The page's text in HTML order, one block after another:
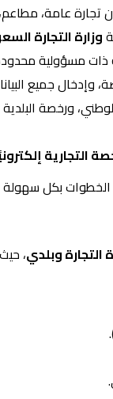
تجارة عامة،
وزارة التجارة
مسؤولية
وإدخال جميع
ورخصة البلدية
التجارية
الخطوات بكل
التجارة وبلدي،